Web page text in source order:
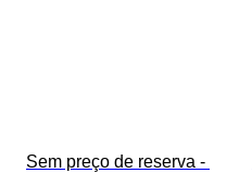
Sem preço de reserva -